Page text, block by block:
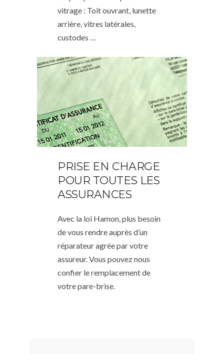
vitrage : Toit ouvrant, lunette
arrière, vitres latérales,
custodes …
PRISE EN CHARGE
POUR TOUTES LES
ASSURANCES
Avec la loi Hamon, plus besoin
de vous rendre auprès d’un
réparateur agrée par votre
assureur. Vous pouvez nous
confier le remplacement de
votre pare-brise.